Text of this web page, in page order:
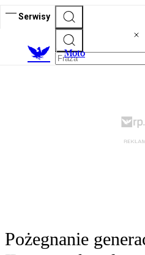
Serwisy
Moto
Pożegnanie